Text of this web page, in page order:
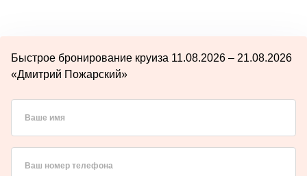
Быстрое бронирование круиза 11.08.2026 – 21.08.2026
«Дмитрий Пожарский»
Ваше имя
Ваш номер телефона